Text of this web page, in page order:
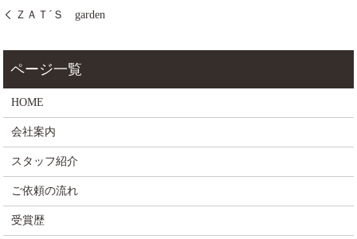
ＺＡＴ´Ｓ garden
HOME
会社案内
スタッフ紹介
ご依頼の流れ
受賞歴